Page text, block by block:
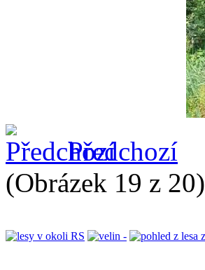
Předchozí
(Obrázek 19 z 20)